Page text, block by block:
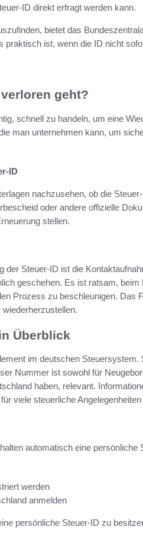
ID direkt erfragt werden kann.
bietet das
praktisch ist, wenn die ID nicht
geht?
schnell zu handeln, um eine
man unternehmen kann, um
ID
nachzusehen, ob die
oder andere offizielle
stellen.
der Steuer-ID ist die
geschehen. Es ist ratsam,
Prozess zu beschleunigen. Das
Überblick
im deutschen Steuersystem.
Nummer ist sowohl für
haben, relevant.
viele steuerliche Angelegenheiten
automatisch eine persönliche
werden
anmelden
persönliche Steuer-ID zu